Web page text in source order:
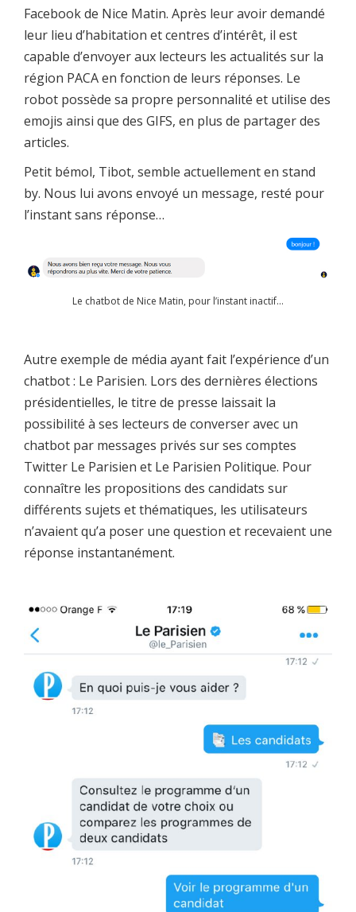
Facebook de Nice Matin. Après leur avoir demandé
leur lieu d’habitation et centres d’intérêt, il est
capable d’envoyer aux lecteurs les actualités sur la
région PACA en fonction de leurs réponses. Le
robot possède sa propre personnalité et utilise des
emojis ainsi que des GIFS, en plus de partager des
articles.
Petit bémol, Tibot, semble actuellement en stand
by. Nous lui avons envoyé un message, resté pour
l’instant sans réponse…
Le chatbot de Nice Matin, pour l’instant inactif…
Autre exemple de média ayant fait l’expérience d’un
chatbot : Le Parisien. Lors des dernières élections
présidentielles, le titre de presse laissait la
possibilité à ses lecteurs de converser avec un
chatbot par messages privés sur ses comptes
Twitter Le Parisien et Le Parisien Politique. Pour
connaître les propositions des candidats sur
différents sujets et thématiques, les utilisateurs
n’avaient qu’a poser une question et recevaient une
réponse instantanément.